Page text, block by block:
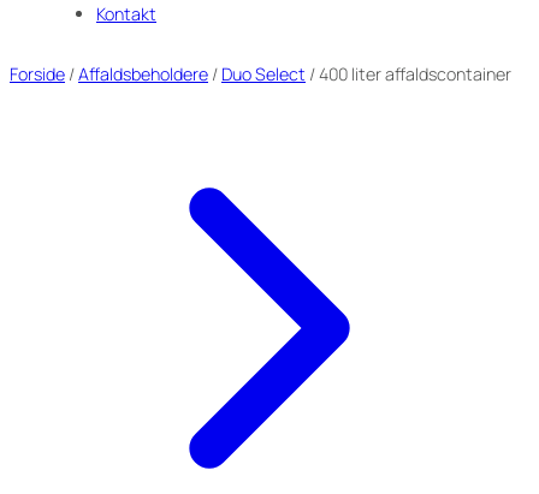
Kontakt
Forside /Affaldsbeholdere / Duo Select / 400 liter affaldscontainer